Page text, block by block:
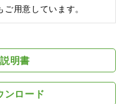
用意しています。
明書
ンロード